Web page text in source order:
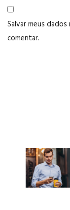
Salvar meus
comentar.